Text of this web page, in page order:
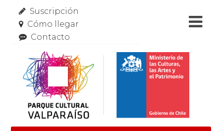
Suscripción
Cómo llegar
Contacto